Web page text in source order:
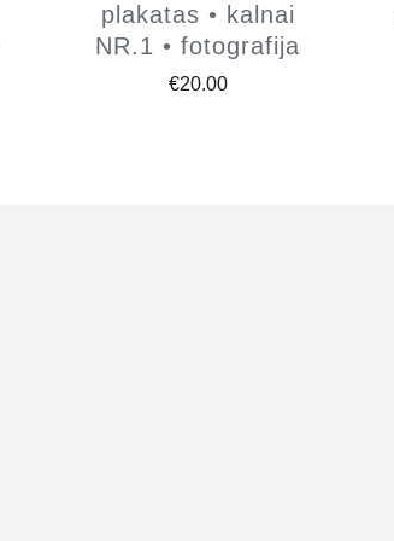
plakatas • kalnai
NR.1 • fotografija
€20.00